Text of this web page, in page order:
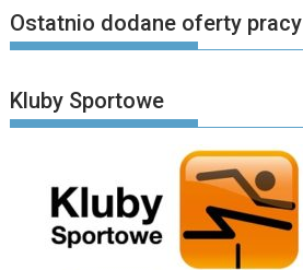
Ostatnio dodane oferty pracy
Kluby Sportowe